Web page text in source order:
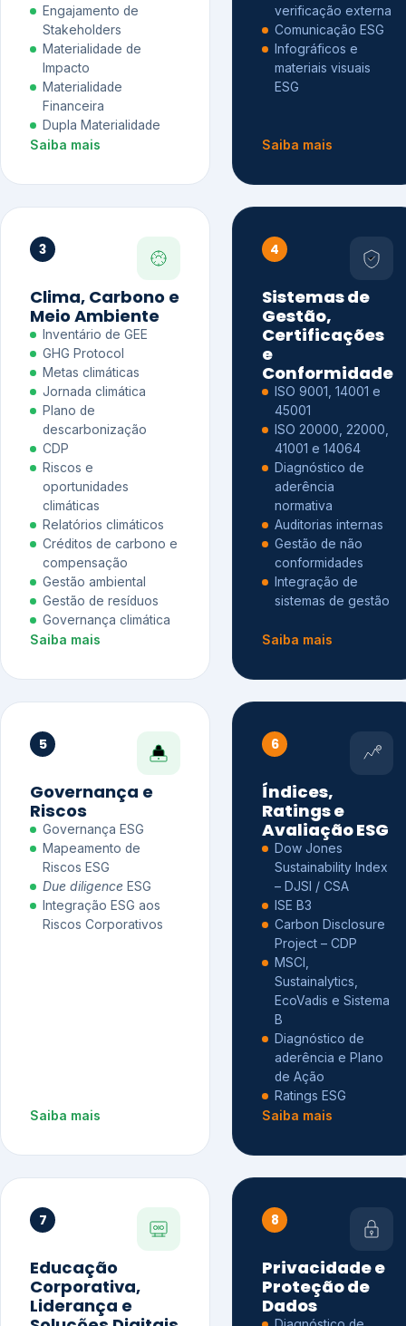
Engajamento de
Stakeholders
Materialidade de
Impacto
Materialidade
Financeira
Dupla Materialidade
Saiba mais
verificação externa
Comunicação ESG
Infográficos e
materiais visuais
ESG
Saiba mais
3
Clima, Carbono e
Meio Ambiente
Inventário de GEE
GHG Protocol
Metas climáticas
Jornada climática
Plano de
descarbonização
CDP
Riscos e
oportunidades
climáticas
Relatórios climáticos
Créditos de carbono e
compensação
Gestão ambiental
Gestão de resíduos
Governança climática
Saiba mais
4
Sistemas de
Gestão,
Certificações
e
Conformidade
ISO 9001, 14001 e
45001
ISO 20000, 22000,
41001 e 14064
Diagnóstico de
aderência
normativa
Auditorias internas
Gestão de não
conformidades
Integração de
sistemas de gestão
Saiba mais
5
Governança e
Riscos
Governança ESG
Mapeamento de
Riscos ESG
Due diligence ESG
Integração ESG aos
Riscos Corporativos
Saiba mais
6
Índices,
Ratings e
Avaliação ESG
Dow Jones
Sustainability Index
– DJSI / CSA
ISE B3
Carbon Disclosure
Project – CDP
MSCI,
Sustainalytics,
EcoVadis e Sistema
B
Diagnóstico de
aderência e Plano
de Ação
Ratings ESG
Saiba mais
7
Educação
Corporativa,
Liderança e
8
Privacidade e
Proteção de
Dados